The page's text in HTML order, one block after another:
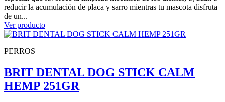
reducir la acumulación de placa y sarro mientras tu mascota disfruta
de un...
Ver producto
PERROS
BRIT DENTAL DOG STICK CALM
HEMP 251GR